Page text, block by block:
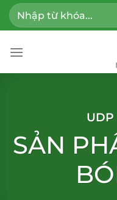
Bỏ
qua
dung
Tìm
kiếm:
UDP
SẢN